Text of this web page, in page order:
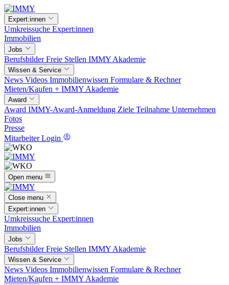
Expert:innen
Umkreissuche Expert:innen
Immobilien
Jobs
BerufsbilderFreie Stellen IMMY Akademie
Wissen & Service
News Videos Immobilienwissen Formulare & Rechner
Mieten/Kaufen + IMMY Akademie
Award
Award IMMY-Award-Anmeldung Ziele Teilnahme Unternehmen
Fotos
Presse
Mitarbeiter Login
Open menu
Close menu
Expert:innen
Umkreissuche Expert:innen
Immobilien
Jobs
BerufsbilderFreie Stellen IMMY Akademie
Wissen & Service
News Videos Immobilienwissen Formulare & Rechner
Mieten/Kaufen + IMMY Akademie